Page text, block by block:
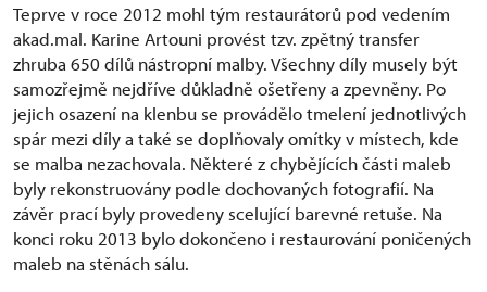
Teprve v roce 2012 mohl tým restaurátorů pod vedením
akad.mal. Karine Artouni provést tzv. zpětný transfer
zhruba 650 dílů nástropní malby. Všechny díly musely být
samozřejmě nejdříve důkladně ošetřeny a zpevněny. Po
jejich osazení na klenbu se provádělo tmelení jednotlivých
spár mezi díly a také se doplňovaly omítky v místech, kde
se malba nezachovala. Některé z chybějících části maleb
byly rekonstruovány podle dochovaných fotografií. Na
závěr prací byly provedeny scelující barevné retuše. Na
konci roku 2013 bylo dokončeno i restaurování poničených
maleb na stěnách sálu.